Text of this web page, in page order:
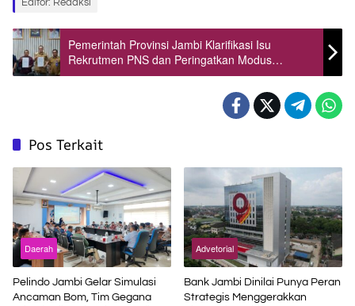
Editor: Redaksi
Pemerintah Provinsi Jambi Klarifikasi Isu
Rekrutmen PNS dan Peringatkan Modus
Penipuan
Pos Terkait
Daerah
Pelindo Jambi Gelar Simulasi
Ancaman Bom, Tim Gegana
Advetorial
Bank Jambi Dinilai Punya Peran
Strategis Menggerakkan